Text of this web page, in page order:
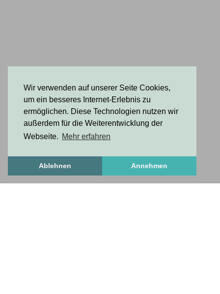
Wir verwenden auf unserer Seite Cookies,
um ein besseres Internet-Erlebnis zu
ermöglichen. Diese Technologien nutzen wir
außerdem für die Weiterentwicklung der
Webseite. Mehr erfahren
Ablehnen Annehmen